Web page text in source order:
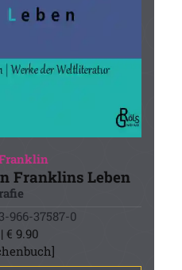
Franklins Leben
966-37587-0
€ 9.90